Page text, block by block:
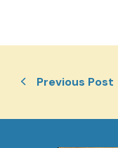
Previous Post